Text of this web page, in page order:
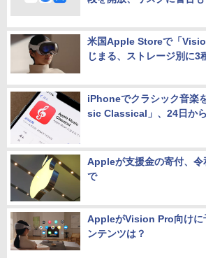
米国Apple Storeで「
じまる、ストレージ別に3
iPhoneでクラシック音楽
sic Classical」、24日か
Appleが支援金の寄付、令
で
AppleがVision Pro向けに
ンテンツは？